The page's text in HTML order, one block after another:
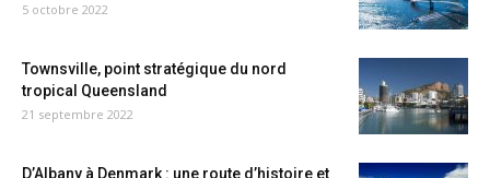
5 octobre 2022
Townsville, point stratégique du nord
tropical Queensland
21 septembre 2022
D’Albany à Denmark : une route d’histoire et